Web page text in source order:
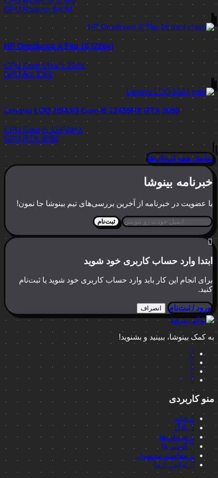
GPU Radeon 840M
HP Omnibook X Flip 16 (226v)
CPU Core Ultra 5 226V
GPU Arc 130v
Lenovo LOQ 15IAX9 Core i5 12450HX RTX 3050
CPU Core i5 12450HX
GPU RTX 3050
نمایش همه لپ‌تاپ‌ها
خبرنامه بینوشا
با عضویت در خبرنامه از آخرین بررسی‌های تیم بینوشا جا نمون!
ثبت‌نام
ابتدا وارد حساب کاربری خود شوید
برای انجام این کار باید وارد حساب کاربری خود شوید یا ثبت‌نام
کنید.
ورود / ثبت‌نام انصراف
به کمک بینوشا، ببینید و بشنوید!
منو کاربردی
خانه
بلاگ
لپ‌تاپ‌ها
گوشی‌ها
مقایسه محصول
تماس با ما